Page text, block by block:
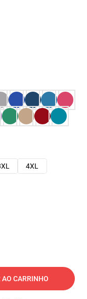
4XL
CARRINHO